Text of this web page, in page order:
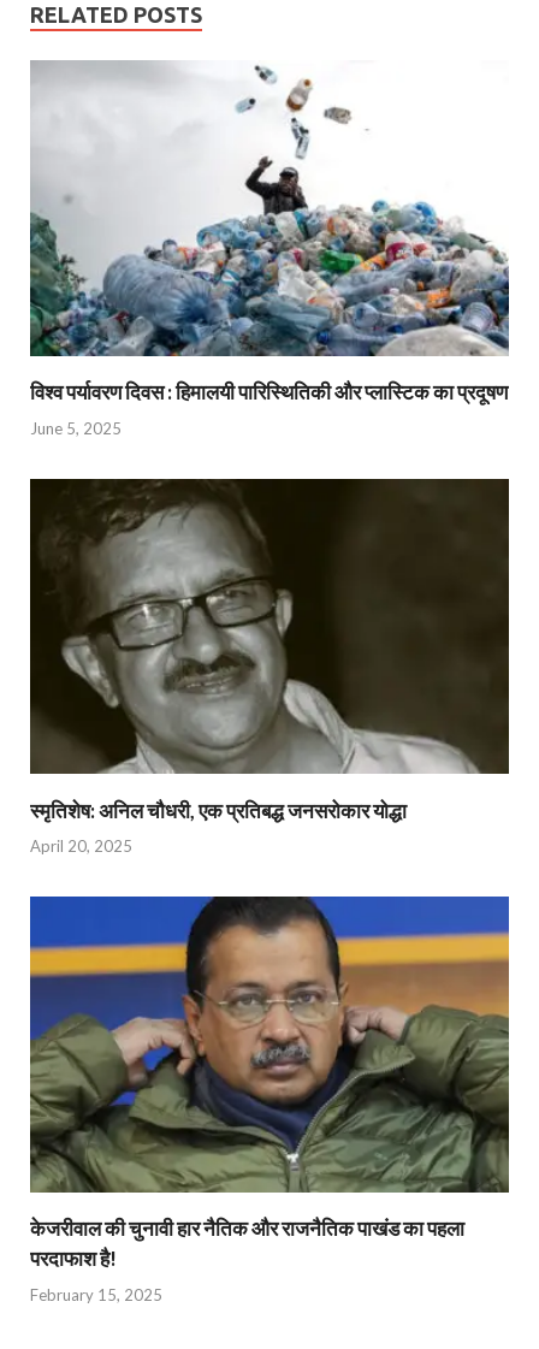
RELATED POSTS
विश्व पर्यावरण दिवस : हिमालयी पारिस्थितिकी और प्लास्टिक का प्रदूषण
June 5, 2025
स्मृतिशेष: अनिल चौधरी, एक प्रतिबद्ध जनसरोकार योद्धा​
April 20, 2025
केजरीवाल की चुनावी हार नैतिक और राजनैतिक पाखंड का पहला
परदाफाश है!
February 15, 2025